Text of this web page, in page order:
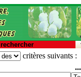
rechercher
critères suivants :